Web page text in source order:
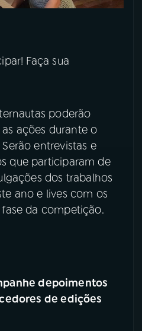
Faça sua
poderão
ações durante o
entrevistas e
que participaram de
dos trabalhos
ano e lives com os
da competição.
depoimentos
de edições